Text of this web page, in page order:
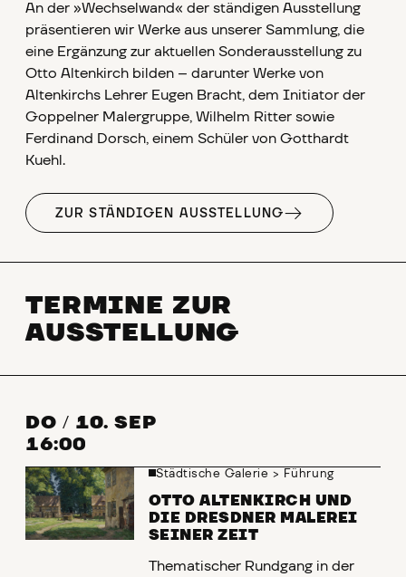
An der »Wechselwand« der ständigen Ausstellung
präsentieren wir Werke aus unserer Sammlung, die
eine Ergänzung zur aktuellen Sonderausstellung zu
Otto Altenkirch bilden – darunter Werke von
Altenkirchs Lehrer Eugen Bracht, dem Initiator der
Goppelner Malergruppe, Wilhelm Ritter sowie
Ferdinand Dorsch, einem Schüler von Gotthardt
Kuehl.
ZUR STÄNDIGEN AUSSTELLUNG
TERMINE ZUR
AUSSTELLUNG
DO / 10. SEP
16:00
Städtische Galerie > Führung
OTTO ALTENKIRCH UND
DIE DRESDNER MALEREI
SEINER ZEIT
Thematischer Rundgang in der